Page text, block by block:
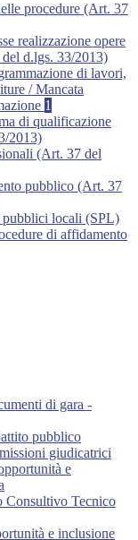
procedure (Art. 37
realizzazione opere
d.lgs. 33/2013)
di lavori,
/ Mancata
1
di qualificazione
2013)
(Art. 37 del
pubblico (Art. 37
locali (SPL)
di affidamento
di gara -
pubblico
giudicatrici
e
Consultivo Tecnico
e inclusione